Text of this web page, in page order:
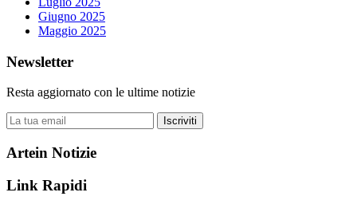
Giugno 2025
Maggio 2025
Newsletter
Resta aggiornato con le ultime notizie
Iscriviti
Artein Notizie
Link Rapidi